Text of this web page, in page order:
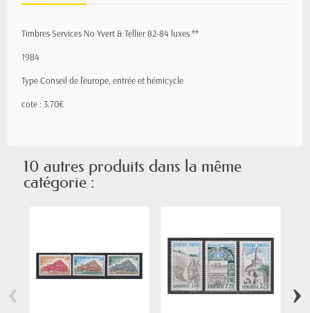
Timbres Services No Yvert & Tellier 82-84 luxes **
1984
Type Conseil de l'europe, entrée et hémicycle
cote : 3.70€
10 autres produits dans la même
catégorie :
‹ ›